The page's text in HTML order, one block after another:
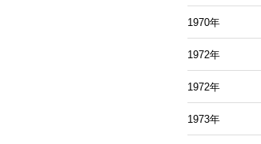
1970年
1972年
1972年
1973年